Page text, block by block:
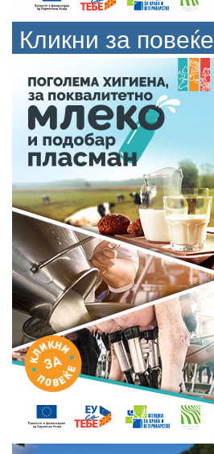
Кликни за повеќе